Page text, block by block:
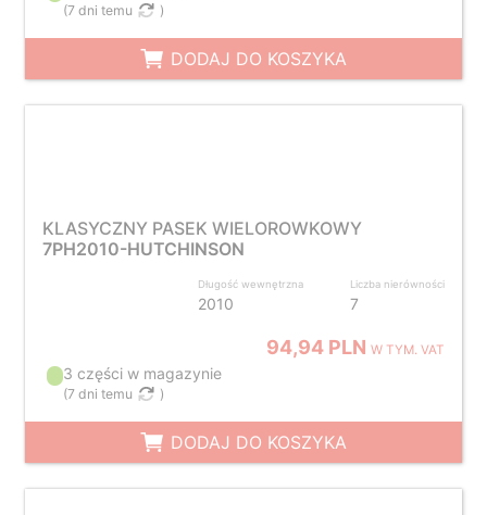
(7 dni temu )
DODAJ DO KOSZYKA
KLASYCZNY PASEK WIELOROWKOWY
7PH2010-HUTCHINSON
Długość wewnętrzna
2010
Liczba nierówności
7
94,94 PLNW TYM. VAT
3 części w magazynie
(7 dni temu )
DODAJ DO KOSZYKA